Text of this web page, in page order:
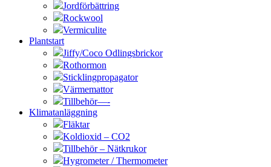
Jordförbättring
Rockwool
Vermiculite
Plantstart
Jiffy/Coco Odlingsbrickor
Rothormon
Sticklingpropagator
Värmemattor
Tillbehör—-
Klimatanläggning
Fläktar
Koldioxid – CO2
Tillbehör – Nätkrukor
Hygrometer / Thermometer